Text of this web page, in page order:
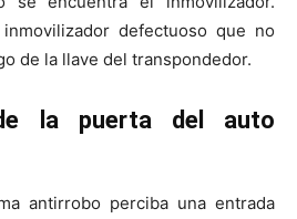
defectuoso que no
de la llave del transpondedor.
la puerta del auto
antirrobo perciba una entrada